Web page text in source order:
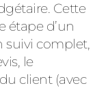
Cette
étape d’un
suivi complet,
le
client (avec